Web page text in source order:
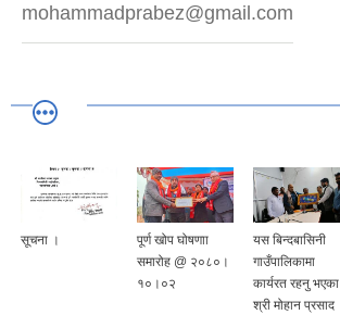
mohammadprabez@gmail.com
सूचना ।
पूर्ण खोप घोषणाा
समारोह @ २०८०।
१०।०२
यस बिन्दबासिनी
गाउँपालिकामा
कार्यरत रहनु भएका
श्री मोहान प्रसाद